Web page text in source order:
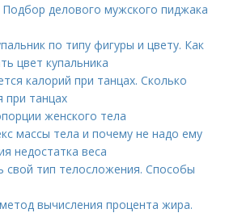
делового мужского пиджака
по типу фигуры и цвету. Как
цвет купальника
калорий при танцах. Сколько
при танцах
женского тела
массы тела и почему не надо ему
недостатка веса
свой тип телосложения. Способы
вычисления процента жира.